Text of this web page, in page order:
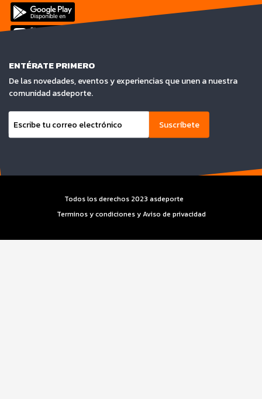
ENTÉRATE PRIMERO
De las novedades, eventos y experiencias que unen a nuestra
comunidad asdeporte.
Suscríbete
Todos los derechos 2023 asdeporte
Terminos y condiciones y Aviso de privacidad